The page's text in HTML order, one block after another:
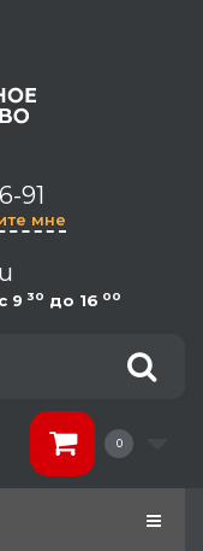
91
мне
c 9 30 до 16 00
0